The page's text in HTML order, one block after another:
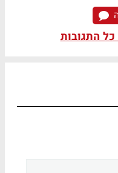
התגובות